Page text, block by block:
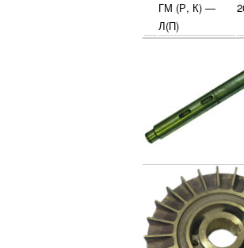
ГМ (Р, К) —
Л(П)